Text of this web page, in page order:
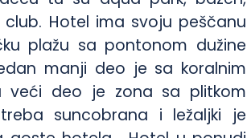
club. Hotel ima svoju peščanu
plažu sa pontonom dužine
manji deo je sa koralnim
veći deo je zona sa plitkom
suncobrana i ležaljki je